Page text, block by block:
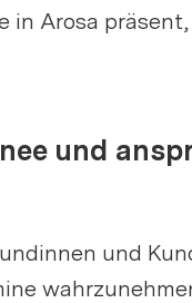
Arosa
und
und